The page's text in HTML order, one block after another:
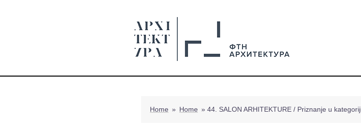
Home » Home » 44. SALON ARHITEKTURE / Priznanje u